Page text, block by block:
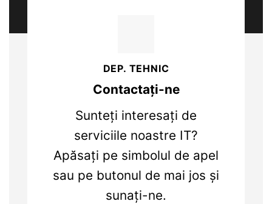
DEP. TEHNIC
Contactați-ne
Sunteți interesați de
serviciile noastre IT?
Apăsați pe simbolul de apel
sau pe butonul de mai jos și
sunați-ne.